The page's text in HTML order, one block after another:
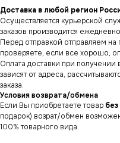
Доставка в любой регион
Осуществляется курьерской
заказов производится
Перед отправкой отправляем на
проверяете, если все хорошо,
Оплата доставки при
зависят от адреса,
заказа.
Условия возврата/обмена
Если Вы приобретаете товар
подарок) возрат/обмен
100% товарного вида.